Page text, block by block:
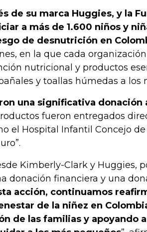
de su marca Huggies, y la
a más de 1.600 niños y
de desnutrición en
en la que cada
nutricional y productos
y toallas húmedas a los
una significativa donación
fueron entregados
el Hospital Infantil Concejo de
Kimberly-Clark y Huggies,
donación financiera y una
acción, continuamos
de la niñez en
de las familias y apoyando